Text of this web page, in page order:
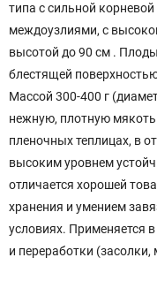
типа с сильной
междоузлиями, с
высотой до 90 см .
блестящей
Массой 300-400 г
нежную, плотную
пленочных теплицах, в
высоким уровнем
отличается хорошей
хранения и умением
условиях. Применяется
и переработки